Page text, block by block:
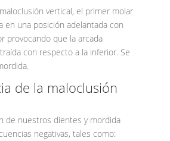
vertical, el primer molar
en una posición adelantada con
provocando que la arcada
con respecto a la inferior. Se
de la maloclusión
de nuestros dientes y mordida
negativas, tales como: